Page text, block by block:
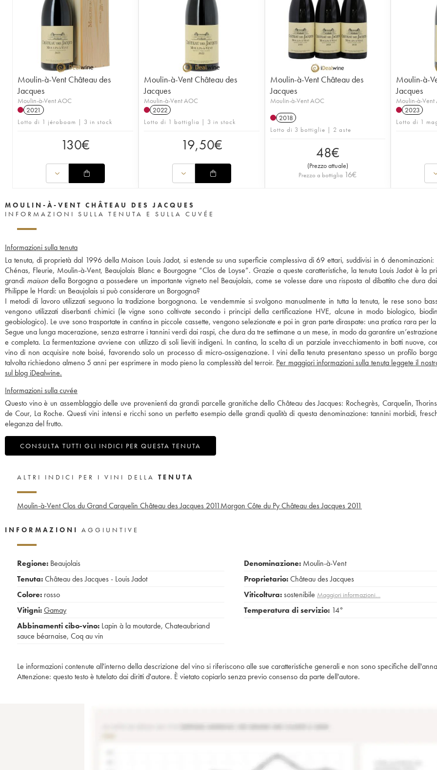
Moulin-à-Vent Château des
Jacques
Moulin-à-Vent AOC
2021
Lotto di 1 jéroboam | 3 in stock
130€
Moulin-à-Vent Château des
Jacques
Moulin-à-Vent AOC
2022
Lotto di 1 bottiglia | 3 in stock
19,50€
Moulin-à-Vent Château des
Jacques
Moulin-à-Vent AOC
2018
Lotto di 3 bottiglie | 2 aste
48€
(Prezzo attuale)
Prezzo a bottiglia 16€
Moulin-à-
Jacques
Moulin-à-Vent
2023
Lotto di 1
MOULIN-À-VENT CHÂTEAU DES JACQUES
INFORMAZIONI SULLA TENUTA E SULLA CUVÉE
Informazioni sulla tenuta
La tenuta, di proprietà dal 1996 della Maison Louis Jadot, si estende su una superficie complessiva di 69 ettari, suddivisi in 6
Chénas, Fleurie, Moulin-à-Vent, Beaujolais Blanc e Bourgogne “Clos de Loyse”. Grazie a queste caratteristiche, la tenuta Louis Jadot è la
grandi maison della Borgogna a possedere un importante vigneto nel Beaujolais, come se volesse dare una risposta al dibattito che dura
Philippe le Hardi: un Beaujolais si può considerare un Borgogna?
I metodi di lavoro utilizzati seguono la tradizione borgognona. Le vendemmie si svolgono manualmente in tutta la tenuta, le rese sono
vengono utilizzati diserbanti chimici (le vigne sono coltivate secondo i principi della certificazione HVE, alcune in modo biologico,
geobiologico). Le uve sono trasportate in cantina in piccole cassette, vengono selezionate e poi in gran parte diraspate: una pratica rara per
Segue una lunga macerazione, senza estrarre i tannini verdi dai raspi, che dura da tre settimane a un mese, in modo da garantire
e completa. La fermentazione avviene con utilizzo di soli lieviti indigeni. In cantina, la scelta di un parziale invecchiamento in botti nuove,
vino di non acquisire note boisé, favorendo solo un processo di micro-ossigenazione. I vini della tenuta presentano spesso un profilo
talvolta richiedono almeno 5 anni per esprimere in modo pieno la complessità del terroir. Per maggiori informazioni sulla tenuta leggete il
sul blog iDealwine.
Informazioni sulla cuvée
Questo vino è un assemblaggio delle uve provenienti da grandi parcelle granitiche dello Château des Jacques: Rochegrès, Carquelin,
de Cour, La Roche. Questi vini intensi e ricchi sono un perfetto esempio delle grandi qualità di questa denominazione: tannini morbidi,
eleganza del frutto.
CONSULTA TUTTI GLI INDICI PER QUESTA TENUTA
ALTRI INDICI PER I VINI DELLA TENUTA
Moulin-à-Vent Clos du Grand Carquelin Château des Jacques 2011Morgon Côte du Py Château des Jacques 2011
INFORMAZIONI AGGIUNTIVE
Regione: Beaujolais
Tenuta:Château des Jacques - Louis Jadot
Colore: rosso
Vitigni:Gamay
Abbinamenti cibo-vino: Lapin à la moutarde, Chateaubriand
sauce béarnaise, Coq au vin
Denominazione: Moulin-à-Vent
Proprietario:Château des Jacques
Viticoltura:sostenibile Maggiori informazioni…
Temperatura di servizio: 14°
Le informazioni contenute all'interno della descrizione del vino si riferiscono alle sue caratteristiche generali e non sono specifiche
Attenzione: questo testo è tutelato dai diritti d'autore. È vietato copiarlo senza previo consenso da parte dell'autore.